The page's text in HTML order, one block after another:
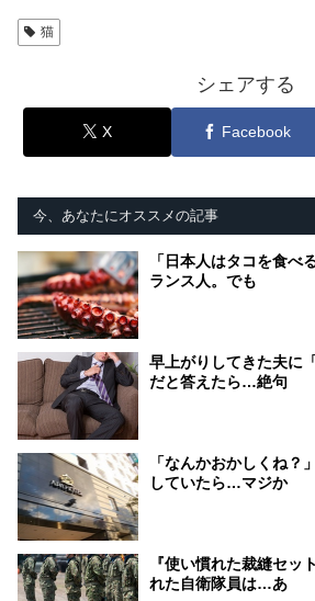
猫
シェアする
X Facebook
今、あなたにオススメの記事
「日本人はタコを食べ
ランス人。でも
早上がりしてきた夫に
だと答えたら…絶句
「なんかおかしくね？
していたら…マジか
『使い慣れた裁縫セッ
れた自衛隊員は…あ